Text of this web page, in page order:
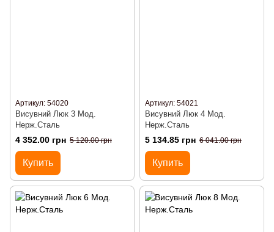
Артикул: 54020
Висувний Люк 3 Мод.
Нерж.Сталь
4 352.00 грн 5 120.00 грн
Купить
Артикул: 54021
Висувний Люк 4 Мод.
Нерж.Сталь
5 134.85 грн 6 041.00 грн
Купить